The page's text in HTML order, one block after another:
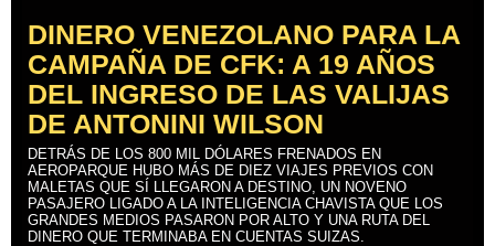
DINERO VENEZOLANO PARA LA
CAMPAÑA DE CFK: A 19 AÑOS
DEL INGRESO DE LAS VALIJAS
DE ANTONINI WILSON
DETRÁS DE LOS 800 MIL DÓLARES FRENADOS EN
AEROPARQUE HUBO MÁS DE DIEZ VIAJES PREVIOS CON
MALETAS QUE SÍ LLEGARON A DESTINO, UN NOVENO
PASAJERO LIGADO A LA INTELIGENCIA CHAVISTA QUE LOS
GRANDES MEDIOS PASARON POR ALTO Y UNA RUTA DEL
DINERO QUE TERMINABA EN CUENTAS SUIZAS.